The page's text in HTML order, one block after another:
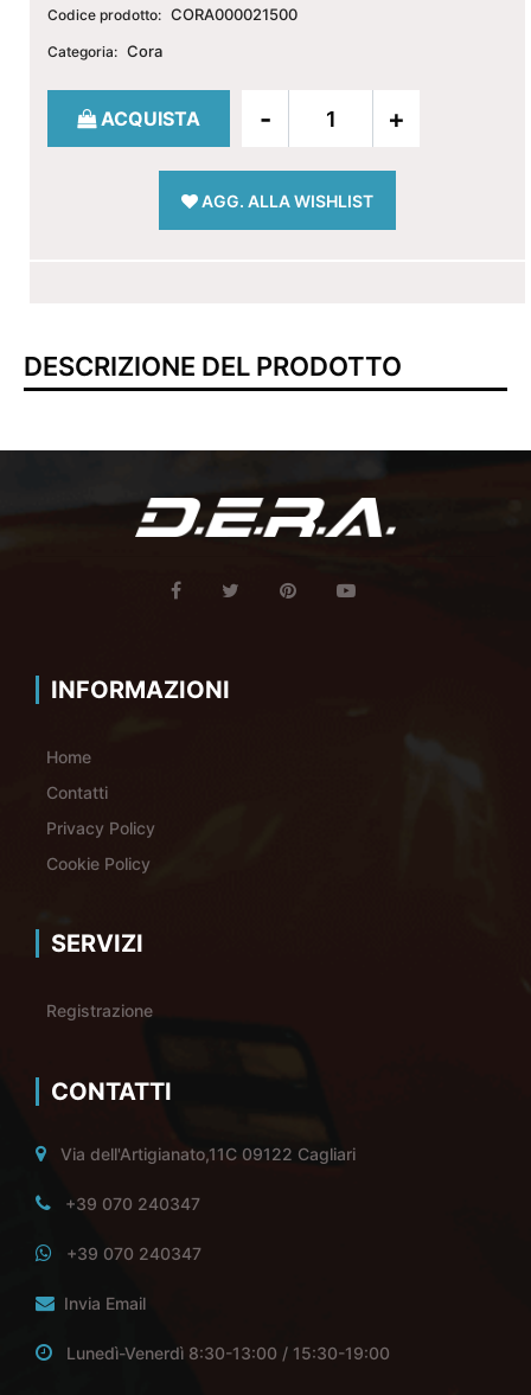
Codice prodotto: CORA000021500
Categoria: Cora
Quantità
ACQUISTA
AGG. ALLA WISHLIST
DESCRIZIONE DEL PRODOTTO
INFORMAZIONI
Home
Contatti
Privacy Policy
Cookie Policy
SERVIZI
Registrazione
CONTATTI
Via dell'Artigianato,11C 09122 Cagliari
+39 070 240347
+39 070 240347
Invia Email
Lunedì-Venerdì 8:30-13:00 / 15:30-19:00